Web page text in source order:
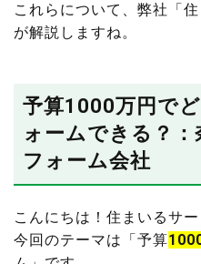
これらについて、弊社「住
が解説しますね。
予算1000万円で
ォームできる？：
フォーム会社
こんにちは！住まいるサー
今回のテーマは「予算